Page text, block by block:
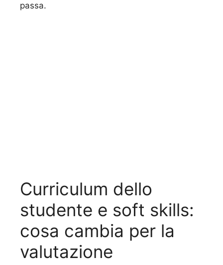
passa.
Curriculum dello
studente e soft skills:
cosa cambia per la
valutazione